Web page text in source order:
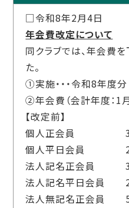
□令和8年2月4日
年会費改定について
同クラブでは、年会費
た。
①実施・・・令和8年度分
②年会費（会計年度： 1
【改定前】
個人正会員
個人平日会員
法人記名正会員
法人記名平日会員
法人無記名正会員